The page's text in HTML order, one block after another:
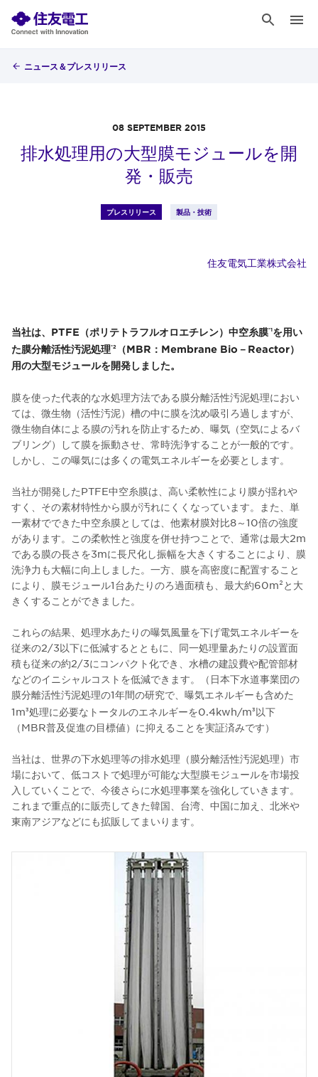
ニュース＆プレスリリース
08 SEPTEMBER 2015
排水処理用の大型膜モジュールを開
発・販売
プレスリリース 製品・技術
住友電気工業株式会社
当社は、PTFE（ポリテトラフルオロエチレン）中空糸膜*1を用い
た膜分離活性汚泥処理*2
（MBR：Membrane Bio－Reactor）
用の大型モジュールを開発しました。
膜を使った代表的な水処理方法である膜分離活性汚泥処理におい
ては、微生物（活性汚泥）槽の中に膜を沈め吸引ろ過しますが、
微生物自体による膜の汚れを防止するため、曝気（空気によるバ
ブリング）して膜を振動させ、常時洗浄することが一般的です。
しかし、この曝気には多くの電気エネルギーを必要とします。
当社が開発したPTFE中空糸膜は、高い柔軟性により膜が揺れや
すく、その素材特性から膜が汚れにくくなっています。また、単
一素材でできた中空糸膜としては、他素材膜対比8～10倍の強度
があります。この柔軟性と強度を併せ持つことで、通常は最大2m
である膜の長さを3mに長尺化し振幅を大きくすることにより、膜
洗浄力も大幅に向上しました。一方、膜を高密度に配置すること
により、膜モジュール1台あたりのろ過面積も、最大約60m²と大
きくすることができました。
これらの結果、処理水あたりの曝気風量を下げ電気エネルギーを
従来の2/3以下に低減するとともに、同一処理量あたりの設置面
積も従来の約2/3にコンパクト化でき、水槽の建設費や配管部材
などのイニシャルコストを低減できます。（日本下水道事業団の
膜分離活性汚泥処理の1年間の研究で、曝気エネルギーも含めた
1m3処理に必要なトータルのエネルギーを0.4kwh/m3 以下
（MBR普及促進の目標値）に抑えることを実証済みです）
当社は、世界の下水処理等の排水処理（膜分離活性汚泥処理）市
場において、低コストで処理が可能な大型膜モジュールを市場投
入していくことで、今後さらに水処理事業を強化していきます。
これまで重点的に販売してきた韓国、台湾、中国に加え、北米や
東南アジアなどにも拡販してまいります。